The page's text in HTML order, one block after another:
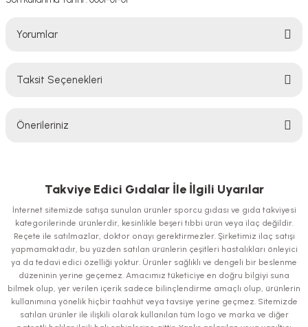
Yorumlar
Taksit Seçenekleri
Önerileriniz
iletebilirsiniz.
Görüş ve önerileriniz için teşekkür ederiz.
Ürün resmi kalitesiz, bozuk veya görüntülenemiyor.
Ürün açıklamasında eksik bilgiler bulunuyor.
Ürün bilgilerinde hatalar bulunuyor.
Ürün fiyatı diğer sitelerden daha pahalı.
Bu ürüne benzer farklı alternatifler olmalı.
Takviye Edici Gıdalar İle İlgili Uyarılar
İnternet sitemizde satışa sunulan ürünler sporcu gıdası ve gıda takviyesi
kategorilerinde ürünlerdir, kesinlikle beşeri tıbbi ürün veya ilaç değildir.
Reçete ile satılmazlar, doktor onayı gerektirmezler. Şirketimiz ilaç satışı
yapmamaktadır, bu yüzden satılan ürünlerin çeşitleri hastalıkları önleyici
ya da tedavi edici özelliği yoktur. Ürünler sağlıklı ve dengeli bir beslenme
düzeninin yerine geçemez. Amacımız tüketiciye en doğru bilgiyi suna
bilmek olup, yer verilen içerik sadece bilinçlendirme amaçlı olup, ürünlerin
kullanımına yönelik hiçbir taahhüt veya tavsiye yerine geçmez. Sitemizde
satılan ürünler ile ilişkili olarak kullanılan tüm logo ve marka ve diğer